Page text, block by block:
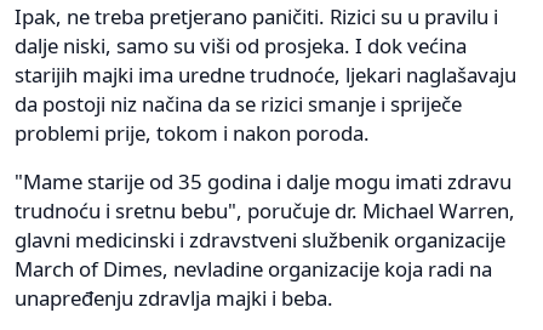
Ipak, ne treba pretjerano paničiti. Rizici su u pravilu i
dalje niski, samo su viši od prosjeka. I dok većina
starijih majki ima uredne trudnoće, ljekari naglašavaju
da postoji niz načina da se rizici smanje i spriječe
problemi prije, tokom i nakon poroda.
"Mame starije od 35 godina i dalje mogu imati zdravu
trudnoću i sretnu bebu", poručuje dr. Michael Warren,
glavni medicinski i zdravstveni službenik organizacije
March of Dimes, nevladine organizacije koja radi na
unapređenju zdravlja majki i beba.